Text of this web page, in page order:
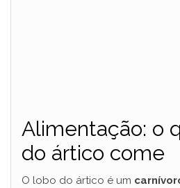
Alimentação: o
do ártico come
O lobo do ártico é um